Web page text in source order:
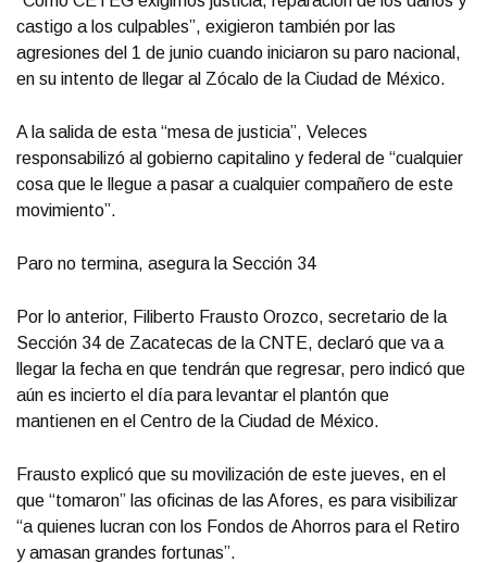
castigo a los culpables”, exigieron también por las
agresiones del 1 de junio cuando iniciaron su paro nacional,
en su intento de llegar al Zócalo de la Ciudad de México.
A la salida de esta “mesa de justicia”, Veleces
responsabilizó al gobierno capitalino y federal de “cualquier
cosa que le llegue a pasar a cualquier compañero de este
movimiento”.
Paro no termina, asegura la Sección 34
Por lo anterior, Filiberto Frausto Orozco, secretario de la
Sección 34 de Zacatecas de la CNTE, declaró que va a
llegar la fecha en que tendrán que regresar, pero indicó que
aún es incierto el día para levantar el plantón que
mantienen en el Centro de la Ciudad de México.
Frausto explicó que su movilización de este jueves, en el
que “tomaron” las oficinas de las Afores, es para visibilizar
“a quienes lucran con los Fondos de Ahorros para el Retiro
y amasan grandes fortunas”.